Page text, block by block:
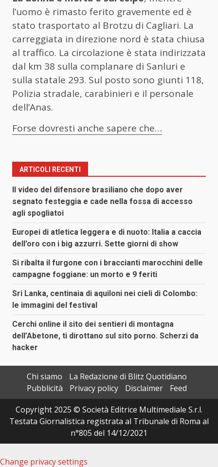
l’uomo è rimasto ferito gravemente ed è
stato trasportato al Brotzu di Cagliari. La
carreggiata in direzione nord è stata chiusa
al traffico. La circolazione è stata indirizzata
dal km 38 sulla complanare di Sanluri e
sulla statale 293. Sul posto sono giunti 118,
Polizia stradale, carabinieri e il personale
dell’Anas.
Forse dovresti anche sapere che…
ARTICOLI RECENTI
Il video del difensore brasiliano che dopo aver
segnato festeggia e cade nella fossa di accesso
agli spogliatoi
Europei di atletica leggera e di nuoto: Italia a caccia
dell’oro con i big azzurri. Sette giorni di show
Si ribalta il furgone con i braccianti marocchini delle
campagne foggiane: un morto e 9 feriti
Sri Lanka, centinaia di aquiloni nei cieli di Colombo:
le immagini del festival
Cerchi online il sito dei sentieri di montagna
dell’Abetone, ti dirottano sul sito porno. Scherzi da
hacker
Chi siamo
La Redazione di Blitz Quotidiano
Pubblicità
Privacy policy Disclaimer
Feed
Copyright 2025 © Società Editrice Multimediale S.r.l.
Testata Giornalistica registrata al Tribunale di Roma al
n°805 del 14/12/2021
Change privacy settings